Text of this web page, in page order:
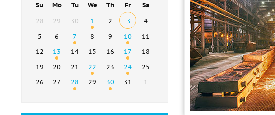
Su Mo Tu We Th Fr
Sa
28
29 30 1 2 3
4
5
6 7 8 9 10
11
12
13 14 15 16 17
18
19
20 21 22 23 24
25
26
27 28 29 30 31 1